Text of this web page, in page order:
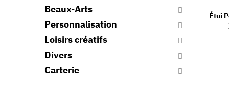
Étui
Beaux-Arts
Personnalisation
Loisirs créatifs
Divers
Carterie